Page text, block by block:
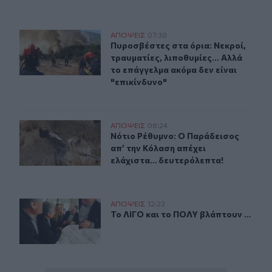
Πυροσβέστες στα όρια: Νεκροί, τραυματίες,
ΑΠΟΨΕΙΣ 07:30
Πυροσβέστες στα όρια: Νεκροί,
Πυροσβέστες στα όρια: Νεκροί,
τραυματίες, λιποθυμίες... Αλλά
το επάγγελμα ακόμα δεν είναι
"επικίνδυνο"
Νότιο Ρέθυμνο: Ο Παράδεισος απ’ την Κόλαση απέχει
ΑΠΟΨΕΙΣ 08:24
Νότιο Ρέθυμνο: Ο Παράδεισος απ’
Νότιο Ρέθυμνο: Ο Παράδεισος
απ’ την Κόλαση απέχει
ελάχιστα… δευτερόλεπτα!
Το ΛΙΓΟ και το ΠΟΛΥ βλάπτουν …
ΑΠΟΨΕΙΣ 12:22
Το ΛΙΓΟ και το ΠΟΛΥ βλάπτουν …
Το ΛΙΓΟ και το ΠΟΛΥ βλάπτουν …